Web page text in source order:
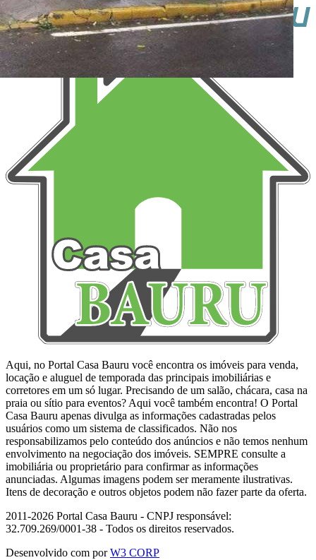
Aqui, no Portal Casa Bauru você encontra os imóveis para venda,
locação e aluguel de temporada das principais imobiliárias e
corretores em um só lugar. Precisando de um salão, chácara, casa na
praia ou sítio para eventos? Aqui você também encontra! O Portal
Casa Bauru apenas divulga as informações cadastradas pelos
usuários como um sistema de classificados. Não nos
responsabilizamos pelo conteúdo dos anúncios e não temos nenhum
envolvimento na negociação dos imóveis. SEMPRE consulte a
imobiliária ou proprietário para confirmar as informações
anunciadas. Algumas imagens podem ser meramente ilustrativas.
Itens de decoração e outros objetos podem não fazer parte da oferta.
2011-2026 Portal Casa Bauru - CNPJ responsável:
32.709.269/0001-38 - Todos os direitos reservados.
Desenvolvido com porW3 CORP